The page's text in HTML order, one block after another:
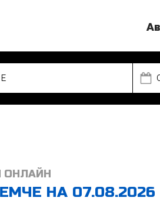
ОНЛАЙН
НА 07.08.2026